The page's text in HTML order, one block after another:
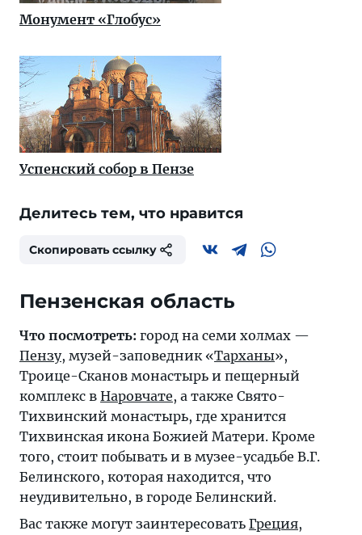
Монумент «Глобус»
Успенский собор в Пензе
Делитесь тем, что нравится
Скопировать ссылку
Пензенская область
Что посмотреть: город на семи холмах —
Пензу, музей-заповедник «Тарханы»,
Троице-Сканов монастырь и пещерный
комплекс в Наровчате, а также Свято-
Тихвинский монастырь, где хранится
Тихвинская икона Божией Матери. Кроме
того, стоит побывать и в музее-усадьбе В.Г.
Белинского, которая находится, что
неудивительно, в городе Белинский.
Вас также могут заинтересовать Греция,